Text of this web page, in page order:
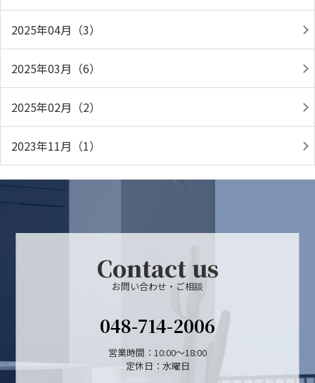
2025年04月（3）
2025年03月（6）
2025年02月（2）
2023年11月（1）
Contact us
お問い合わせ・ご相談
048-714-2006
営業時間：10:00～18:00
定休日：水曜日